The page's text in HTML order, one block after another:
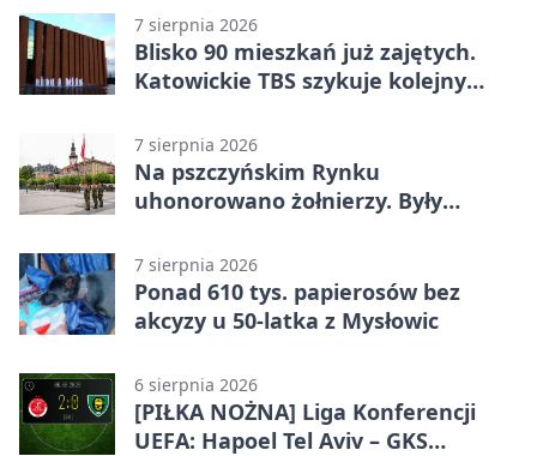
7 sierpnia 2026
Blisko 90 mieszkań już zajętych.
Katowickie TBS szykuje kolejny
7 sierpnia 2026
Na pszczyńskim Rynku
uhonorowano żołnierzy. Były
7 sierpnia 2026
Ponad 610 tys. papierosów bez
akcyzy u 50-latka z Mysłowic
6 sierpnia 2026
[PIŁKA NOŻNA] Liga Konferencji
UEFA: Hapoel Tel Aviv – GKS